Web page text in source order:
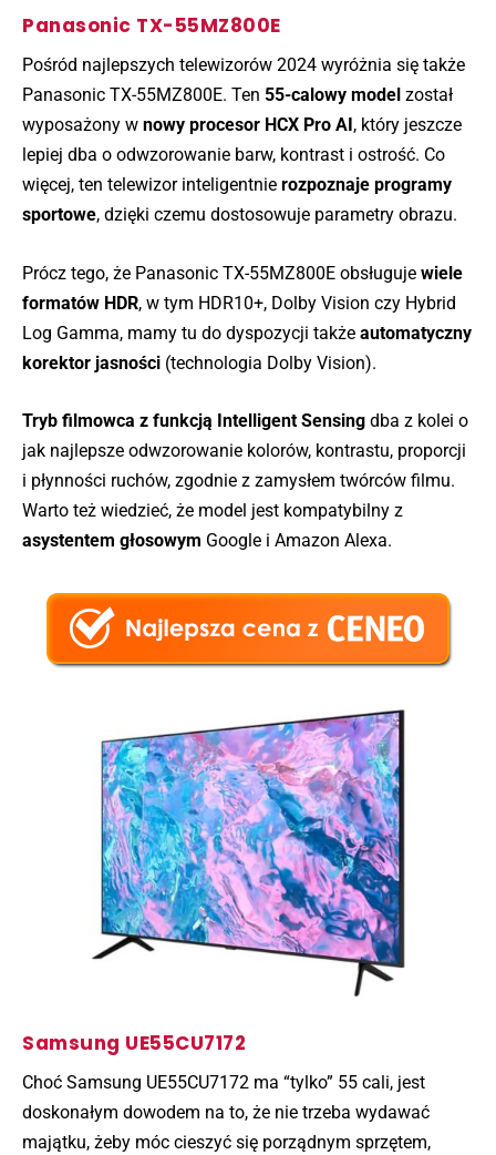
Panasonic TX-55MZ800E
Pośród najlepszych telewizorów 2024 wyróżnia się także
Panasonic TX-55MZ800E. Ten 55-calowy model został
wyposażony w nowy procesor HCX Pro AI , który jeszcze
lepiej dba o odwzorowanie barw, kontrast i ostrość. Co
więcej, ten telewizor inteligentnie rozpoznaje programy
sportowe, dzięki czemu dostosowuje parametry obrazu.
Prócz tego, że Panasonic TX-55MZ800E obsługuje wiele
formatów HDR, w tym HDR10+, Dolby Vision czy Hybrid
Log Gamma, mamy tu do dyspozycji także automatyczny
korektor jasności (technologia Dolby Vision).
Tryb filmowca z funkcją Intelligent Sensing dba z kolei o
jak najlepsze odwzorowanie kolorów, kontrastu, proporcji
i płynności ruchów, zgodnie z zamysłem twórców filmu.
Warto też wiedzieć, że model jest kompatybilny z
asystentem głosowym Google i Amazon Alexa.
Samsung UE55CU7172
Choć Samsung UE55CU7172 ma “tylko” 55 cali, jest
doskonałym dowodem na to, że nie trzeba wydawać
majątku, żeby móc cieszyć się porządnym sprzętem,